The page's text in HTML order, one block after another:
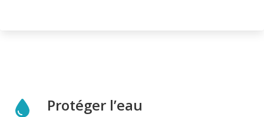
Protéger l’eau